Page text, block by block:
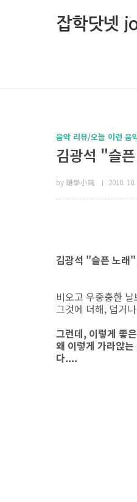
잡학닷넷
음악 리뷰/오늘 이런 음
김광석 "슬
by 雜學小識 2010.
김광석 "슬픈 노래
비오고 우중충한
그것에 더해, 덥거
그런데, 이렇게 좋
왜 이렇게 가라앉
다....